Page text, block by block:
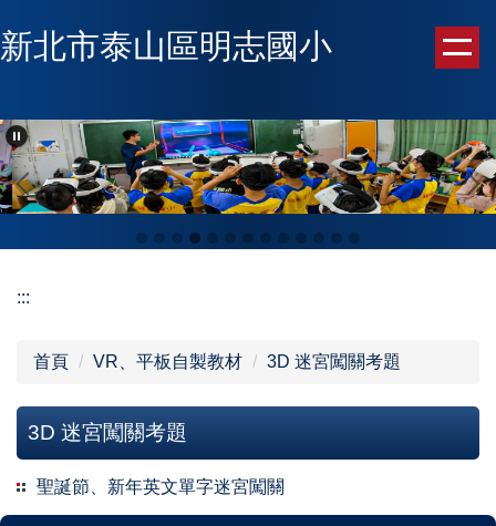
到
內
容
區
新北市泰山區明志國小
:::
首頁 VR、平板自製教材 3D 迷宮闖關考題
3D 迷宮闖關考題
聖誕節、新年英文單字迷宮闖關